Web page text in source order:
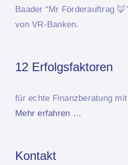
Baader “Mr Förderauftrag 🦊”
von VR-Banken.
12 Erfolgsfaktoren
für echte Finanzberatung
Mehr erfahren …
Kontakt